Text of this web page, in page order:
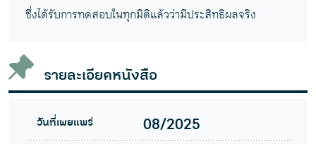
ซึ่งได้รับการทดสอบในทุกมิติแล้วว่ามีประสิทธิผลจริง
รายละเอียดหนังสือ
วันที่เผยแพร่ 08/2025